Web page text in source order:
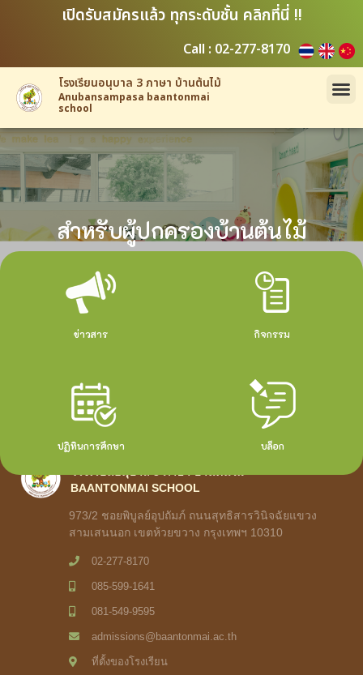
เปิดรับสมัครแล้ว ทุกระดับชั้น คลิกที่นี่ !!
Call : 02-277-8170
โรงเรียนอนุบาล 3 ภาษา บ้านต้นไม้
Anubansampasa baantonmai
school
สำหรับผู้ปกครองบ้านต้นไม้
ข่าวสาร กิจกรรม
ปฏิทินการศึกษา
บล็อก
BAANTONMAI SCHOOL
973/2 ชอยพิบูลย์อุปถัมภ์ ถนนสุทธิสารวินิจฉัยแขวง
สามเสนนอก เขตห้วยขวาง กรุงเทพฯ 10310
02-277-8170
085-599-1641
081-549-9595
admissions@baantonmai.ac.th
ที่ตั้งของโรงเรียน